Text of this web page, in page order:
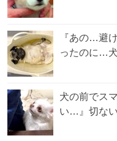
『あの…避
ったのに…
犬の前でス
い…』切な